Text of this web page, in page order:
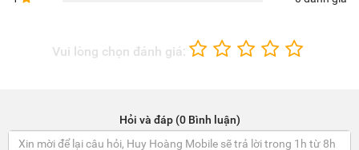
Vui lòng chọn đánh giá:
Hỏi và đáp (0 Bình luận)